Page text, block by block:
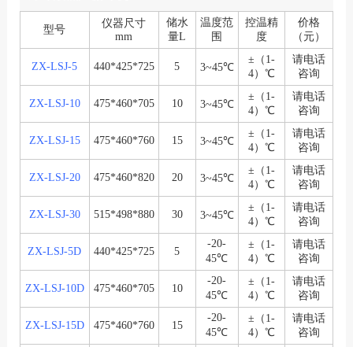
型号
仪器尺寸
mm
储水
量L
温度范
围
控温精
度
价格
（元）
ZX-LSJ-5 440*425*725 5 3~45℃
±（1-
4）℃
请电话
咨询
ZX-LSJ-10 475*460*705 10 3~45℃
±（1-
4）℃
请电话
咨询
ZX-LSJ-15 475*460*760 15 3~45℃
±（1-
4）℃
请电话
咨询
ZX-LSJ-20 475*460*820 20 3~45℃
±（1-
4）℃
请电话
咨询
ZX-LSJ-30 515*498*880 30 3~45℃
±（1-
4）℃
请电话
咨询
ZX-LSJ-5D 440*425*725 5
-20-
45℃
±（1-
4）℃
请电话
咨询
ZX-LSJ-10D 475*460*705 10
-20-
45℃
±（1-
4）℃
请电话
咨询
ZX-LSJ-15D 475*460*760 15
-20-
45℃
±（1-
4）℃
请电话
咨询